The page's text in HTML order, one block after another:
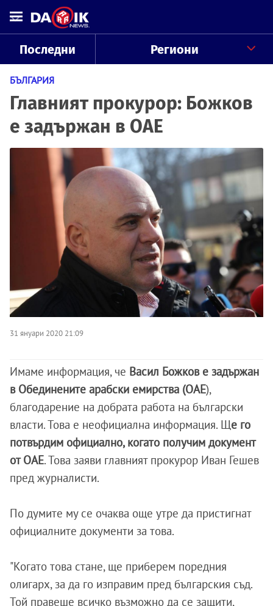
Последни Региони
БЪЛГАРИЯ
Главният прокурор: Божков
е задържан в ОАЕ
31 януари 2020 21:09
Имаме информация, че Васил Божков е задържан
в Обединените арабски емирства (ОАЕ),
благодарение на добрата работа на български
власти. Това е неофициална информация. Ще го
потвърдим официално, когато получим документ
от ОАЕ. Това заяви главният прокурор Иван Гешев
пред журналисти.
По думите му се очаква още утре да пристигнат
официалните документи за това.
"Когато това стане, ще приберем поредния
олигарх, за да го изправим пред българския съд.
Той правеше всичко възможно да се защити,